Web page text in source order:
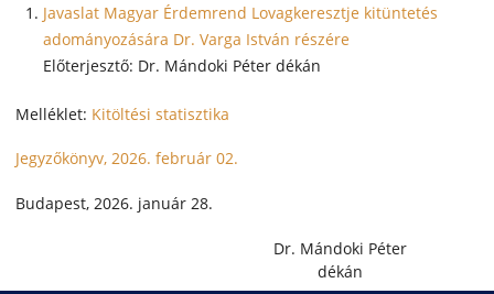
Javaslat Magyar Érdemrend Lovagkeresztje kitüntetés
adományozására Dr. Varga István részére
Előterjesztő: Dr. Mándoki Péter dékán
Melléklet: Kitöltési statisztika
Jegyzőkönyv, 2026. február 02.
Budapest, 2026. január 28.
Dr. Mándoki Péter
dékán